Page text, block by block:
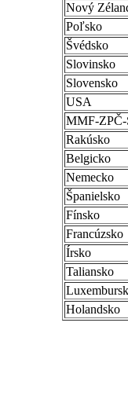
Nový
Poľsko
Švédsko
Slovinsko
Slovensko
USA
MMF-
Rakúsko
Belgicko
Nemecko
Španielsko
Fínsko
Francúzsko
Írsko
Taliansko
Holandsko